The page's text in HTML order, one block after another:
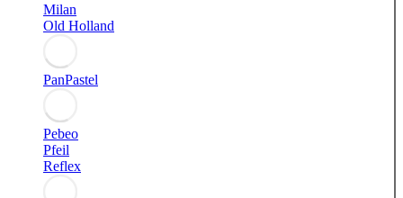
Milan
Old Holland
PanPastel
Pebeo
Pfeil
Reflex